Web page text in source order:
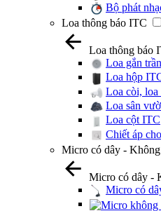
Bộ phát
Loa thông báo ITC
Loa thông báo
Loa gắn
Loa hộp
Loa còi, loa
Loa sân
Loa cột ITC
Chiết áp
Micro có dây -
Micro có dây -
Micro có